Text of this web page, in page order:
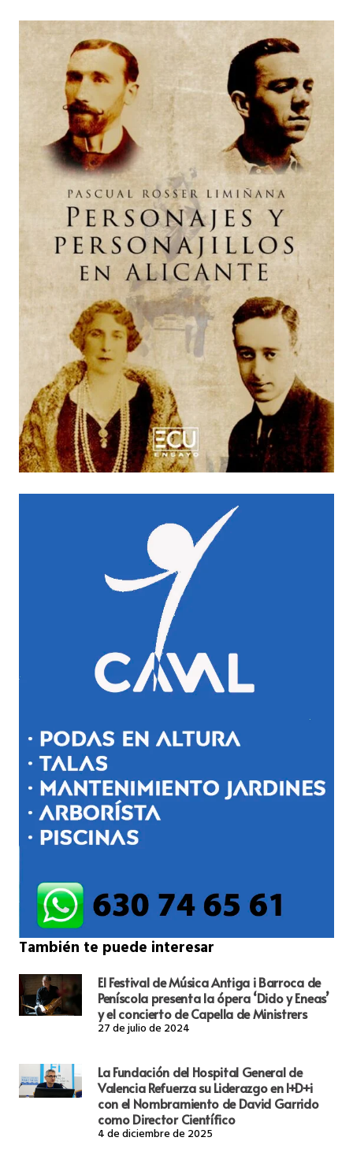
También te puede interesar
El Festival de Música Antiga i Barroca de
Peníscola presenta la ópera ‘Dido y Eneas’
y el concierto de Capella de Ministrers
27 de julio de 2024
La Fundación del Hospital General de
Valencia Refuerza su Liderazgo en I+D+i
con el Nombramiento de David Garrido
como Director Científico
4 de diciembre de 2025